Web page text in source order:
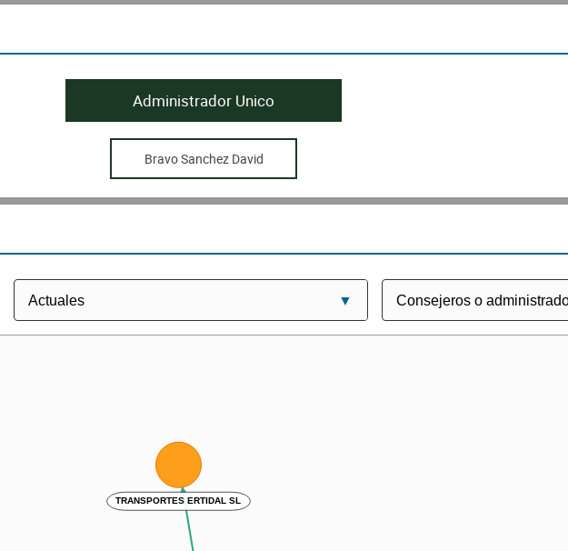
Administrador Unico
Bravo Sanchez David
TRANSPORTES ERTIDAL SL